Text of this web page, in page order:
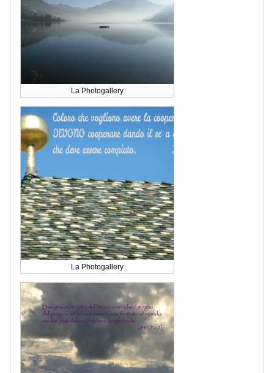
La Photogallery
La Photogallery